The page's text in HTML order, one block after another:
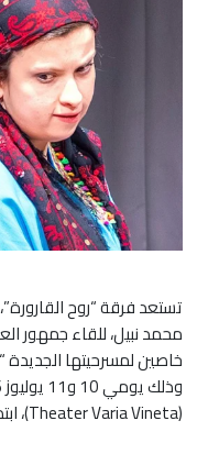
تستعد فرقة “روح
محمد نبيل، للقاء جمهور
(Theater Varia Vineta)، ابتداء من الساعة الثامنة مساء.